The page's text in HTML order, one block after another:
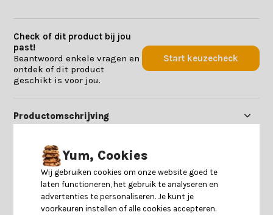
Check of dit product bij jou
past!
Beantwoord enkele vragen en
ontdek of dit product
geschikt is voor jou.
Start keuzecheck
Productomschrijving
Specificaties
Reviews
Yum, Cookies
Wij gebruiken cookies om onze website goed te
laten functioneren, het gebruik te analyseren en
advertenties te personaliseren. Je kunt je
voorkeuren instellen of alle cookies accepteren.